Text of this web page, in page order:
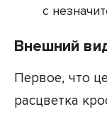
с
Внешний
Первое, что
расцветка